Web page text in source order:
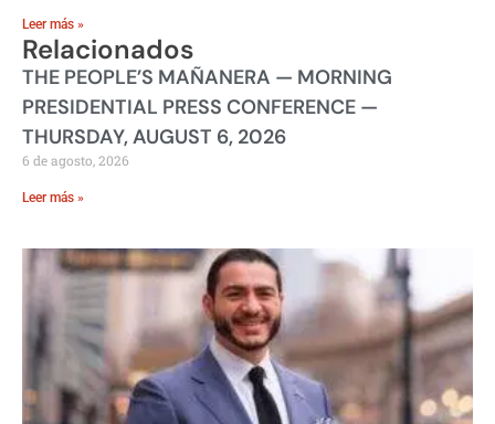
Leer más »
Relacionados
THE PEOPLE’S MAÑANERA — MORNING
PRESIDENTIAL PRESS CONFERENCE —
THURSDAY, AUGUST 6, 2026
6 de agosto, 2026
Leer más »